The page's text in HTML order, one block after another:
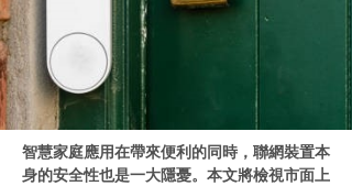
智慧家庭應用在帶來便利的同時，聯網裝置本
身的安全性也是一大隱憂。本文將檢視市面上